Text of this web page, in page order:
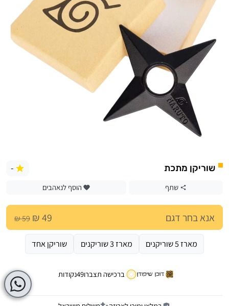
שוריקן מתכת -
שתף הוסף לנאהבים
אנא בחר דגם 49 ₪
59 ₪
מארז 5 שוריקנים מארז 3 שוריקנים שוריקן אחד
ברכישה תצברו49נקודות